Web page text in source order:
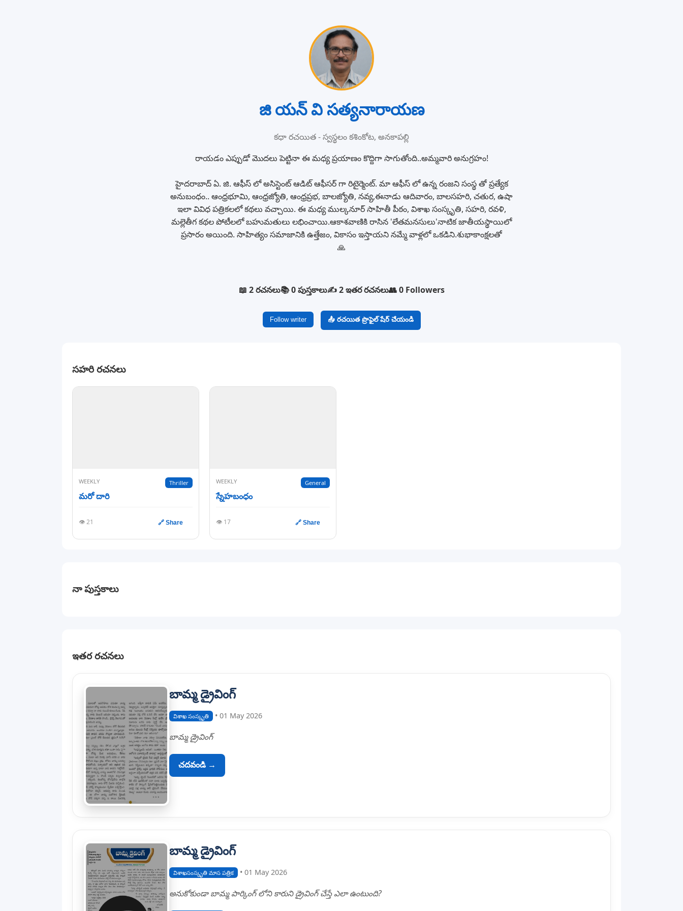
జి యన్ వి సత్యనారాయణ
కధా రచయిత - స్వస్థలం కశింకోట, అనకాపల్లి
రాయడం ఎప్పుడో మొదలు పెట్టినా ఈ మధ్య ప్రయాణం కొద్దిగా సాగుతోంది..అమ్మవారి అనుగ్రహం!
హైదరాబాద్ ఏ. జి. ఆఫీస్ లో అసిస్టెంట్ ఆడిట్ ఆఫీసర్ గా రిటైర్మెంట్. మా ఆఫీస్ లో ఉన్న రంజని సంస్థ తో ప్రత్యేక
అనుబంధం.. ఆంధ్రభూమి, ఆంధ్రజ్యోతి, ఆంధ్రప్రభ, బాలజ్యోతి, నవ్య,ఈనాడు ఆదివారం, బాలసహరి, చతుర, ఉషా
ఇలా వివిధ పత్రికలలో కథలు వచ్చాయి. ఈ మధ్య ముల్కనూర్ సాహితీ పీఠం, విశాఖ సంస్కృతి, సహరి, రవళి,
మల్లెతీగ కథల పోటీలలో బహుమతులు లభించాయి.ఆకాశవాణికి రాసిన 'లేతమనసులు'నాటిక జాతీయస్థాయిలో
ప్రసారం అయింది. సాహిత్యం సమాజానికి ఉత్తేజం, వికాసం ఇస్తాయని నమ్మే వాళ్లలో ఒకడిని.శుభాకాంక్షలతో
🙏
📖 2 రచనలు📚 0 పుస్తకాలు✍️ 2 ఇతర రచనలు👥 0 Followers
Follow writer 📤 రచయిత ప్రొఫైల్ షేర్ చేయండి
సహరి రచనలు
WEEKLY Thriller
మరో దారి
👁️ 21 🔗 Share
WEEKLY General
స్నేహబంధం
👁️ 17 🔗 Share
నా పుస్తకాలు
ఇతర రచనలు
బామ్మ డ్రైవింగ్
విశాఖ సంస్కృతి • 01 May 2026
బామ్మ డ్రైవింగ్
చదవండి →
బామ్మ డ్రైవింగ్
విశాఖసంస్కృతి మాస పత్రిక • 01 May 2026
అనుకోకుండా బామ్మ పార్కింగ్ లోని కారుని డ్రైవింగ్ చేస్తే ఎలా ఉంటుంది?